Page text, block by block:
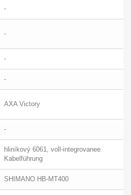
-
-
-
-
AXA Victory
-
hliníkový 6061, voll-integrovanee
Kabelführung
SHIMANO HB-MT400